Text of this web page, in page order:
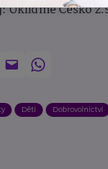
Ukliďme Česko
Děti Dobrovolnictví